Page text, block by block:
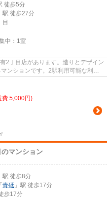
徒歩5分
駅 徒歩27分
目
中： 1室
2丁目店があります。造りとデザイン
ンションです。2駅利用可能な利便
費 5,000円)
マンション
駅 徒歩8分
「 青砥 」駅 徒歩17分
歩17分